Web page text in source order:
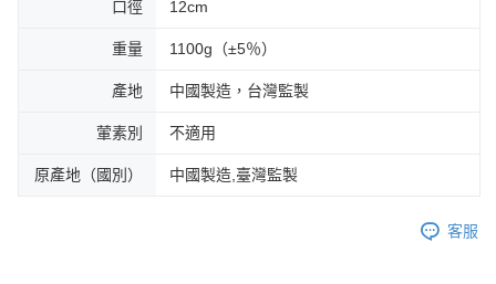
口徑 12cm
重量 1100g（±5％）
產地 中國製造，台灣監製
葷素別 不適用
原產地（國別） 中國製造,臺灣監製
客服